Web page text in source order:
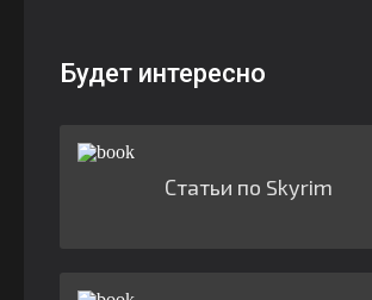
Будет интересно
Статьи по Skyrim